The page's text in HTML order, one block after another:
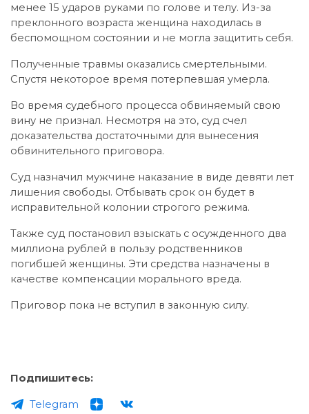
менее 15 ударов руками по голове и телу. Из-за
преклонного возраста женщина находилась в
беспомощном состоянии и не могла защитить себя.
Полученные травмы оказались смертельными.
Спустя некоторое время потерпевшая умерла.
Во время судебного процесса обвиняемый свою
вину не признал. Несмотря на это, суд счел
доказательства достаточными для вынесения
обвинительного приговора.
Суд назначил мужчине наказание в виде девяти лет
лишения свободы. Отбывать срок он будет в
исправительной колонии строгого режима.
Также суд постановил взыскать с осужденного два
миллиона рублей в пользу родственников
погибшей женщины. Эти средства назначены в
качестве компенсации морального вреда.
Приговор пока не вступил в законную силу.
Подпишитесь:
Telegram